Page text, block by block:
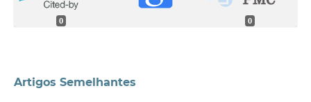
0 0
Artigos Semelhantes